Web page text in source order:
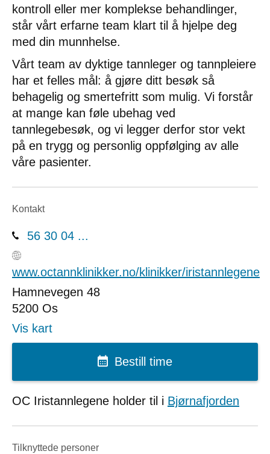
kontroll eller mer komplekse behandlinger,
står vårt erfarne team klart til å hjelpe deg
med din munnhelse.
Vårt team av dyktige tannleger og tannpleiere
har et felles mål: å gjøre ditt besøk så
behagelig og smertefritt som mulig. Vi forstår
at mange kan føle ubehag ved
tannlegebesøk, og vi legger derfor stor vekt
på en trygg og personlig oppfølging av alle
våre pasienter.
Kontakt
56 30 04 ...
www.octannklinikker.no/klinikker/iristannlegene
Hamnevegen 48
5200 Os
Vis kart
Bestill time
OC Iristannlegene holder til i Bjørnafjorden
Tilknyttede personer